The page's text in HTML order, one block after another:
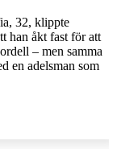
32, klippte
han åkt fast för att
– men samma
en adelsman som